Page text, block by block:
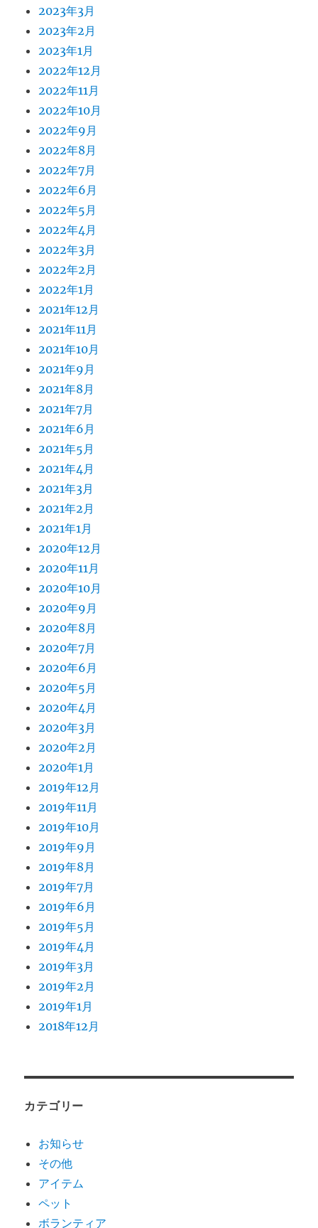
2023年3月
2023年2月
2023年1月
2022年12月
2022年11月
2022年10月
2022年9月
2022年8月
2022年7月
2022年6月
2022年5月
2022年4月
2022年3月
2022年2月
2022年1月
2021年12月
2021年11月
2021年10月
2021年9月
2021年8月
2021年7月
2021年6月
2021年5月
2021年4月
2021年3月
2021年2月
2021年1月
2020年12月
2020年11月
2020年10月
2020年9月
2020年8月
2020年7月
2020年6月
2020年5月
2020年4月
2020年3月
2020年2月
2020年1月
2019年12月
2019年11月
2019年10月
2019年9月
2019年8月
2019年7月
2019年6月
2019年5月
2019年4月
2019年3月
2019年2月
2019年1月
2018年12月
カテゴリー
お知らせ
その他
アイテム
ペット
ボランティア